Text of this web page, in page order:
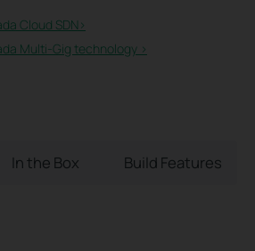
Cloud SDN>​
Multi-Gig technology >
In the Box Build Features